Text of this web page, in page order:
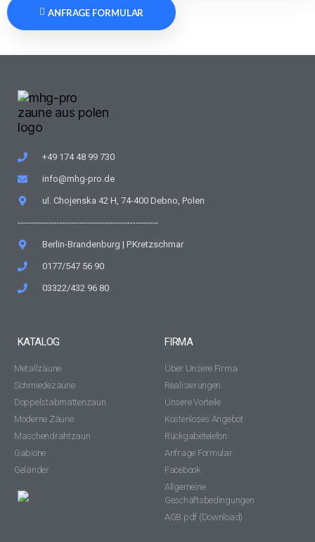
ANFRAGE FORMULAR
+49 174 48 99 730
info@mhg-pro.de
ul. Chojenska 42 H, 74-400 Debno, Polen
--------------------------------------------------
Berlin-Brandenburg | P.Kretzschmar
0177/547 56 90
03322/432 96 80
KATALOG
Metallzäune
Schmiedezäune
Doppelstabmattenzaun
Moderne Zäune
Maschendrahtzaun
Gabione
Geländer
FIRMA
Über Unsere Firma
Realisierungen
Unsere Vorteile
Kostenloses Angebot
Rückgabetelefon
Anfrage Formular
Facebook
Allgemeine
Geschäftsbedingungen
AGB.pdf (Download)